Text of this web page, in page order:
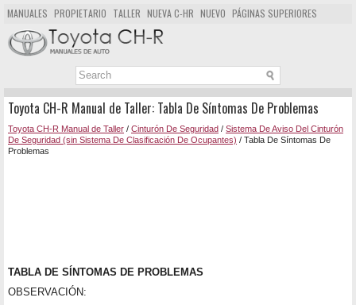
MANUALES PROPIETARIO TALLER NUEVA C-HR NUEVO PÁGINAS SUPERIORES
MAPA DEL SITIO
BUSCAR
Toyota CH-R Manual de Taller: Tabla De Síntomas De Problemas
Toyota CH-R Manual de Taller / Cinturón De Seguridad / Sistema De Aviso Del Cinturón
De Seguridad (sin Sistema De Clasificación De Ocupantes) / Tabla De Síntomas De
Problemas
TABLA DE SÍNTOMAS DE PROBLEMAS
OBSERVACIÓN: